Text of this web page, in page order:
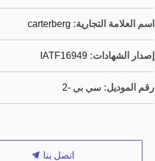
اسم العلامة التجارية: carterberg
إصدار الشهادات: IATF16949
رقم الموديل: سي بي -2
اتصل بنا